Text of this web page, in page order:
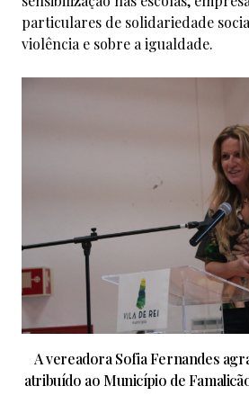
particulares de solidariedade
violência e sobre a igualdade.
A vereadora Sofia Fernandes
atribuído ao Município de